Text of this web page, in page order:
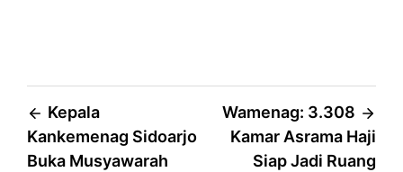
Post
navigation
Kepala
Kankemenag Sidoarjo
Buka Musyawarah
Wamenag: 3.308
Kamar Asrama Haji
Siap Jadi Ruang